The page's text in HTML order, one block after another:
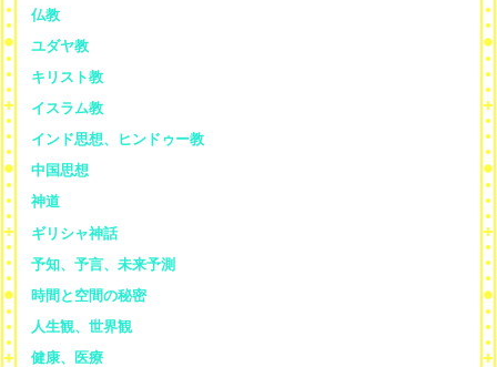
仏教
ユダヤ教
キリスト教
イスラム教
インド思想、ヒンドゥー教
中国思想
神道
ギリシャ神話
予知、予言、未来予測
時間と空間の秘密
人生観、世界観
健康、医療